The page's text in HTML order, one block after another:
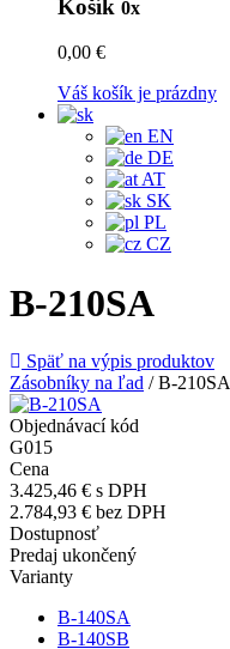
Košík 0x
0,00 €
Váš košík je prázdny
EN
DE
AT
SK
PL
CZ
B-210SA
Späť na výpis produktov
Zásobníky na ľad /B-210SA
Objednávací kód
G015
Cena
3.425,46 € s DPH
2.784,93 € bez DPH
Dostupnosť
Predaj ukončený
Varianty
B-140SA
B-140SB